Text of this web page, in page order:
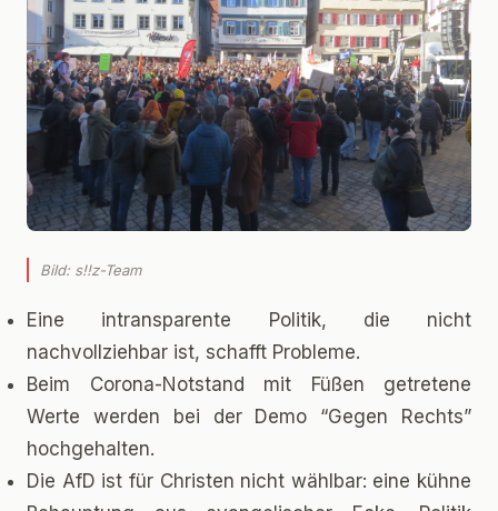
Bild: s!!z-Team
Eine intransparente Politik, die nicht
nachvollziehbar ist, schafft Probleme.
Beim Corona-Notstand mit Füßen getretene
Werte werden bei der Demo “Gegen Rechts”
hochgehalten.
Die AfD ist für Christen nicht wählbar: eine kühne